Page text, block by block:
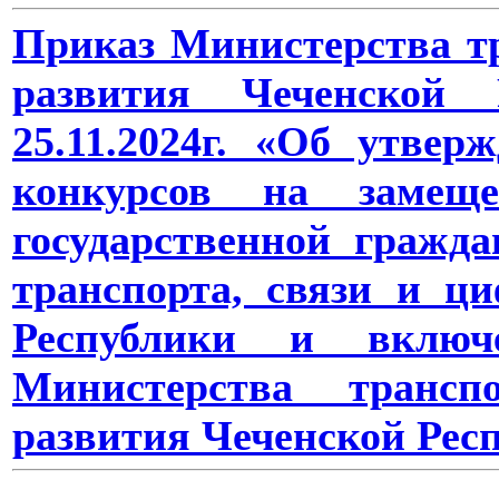
Приказ Министерства
развития
25.11.2024г. «Об
конкурсов на
государственной
транспорта, связи и
Республики и
Министерства
развития Чеченской